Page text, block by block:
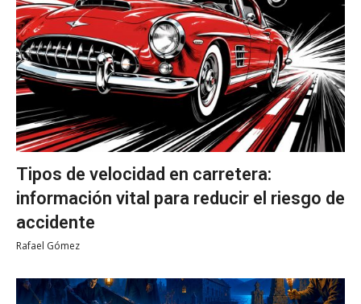
Tipos de velocidad en carretera:
información vital para reducir el riesgo de
accidente
Rafael Gómez